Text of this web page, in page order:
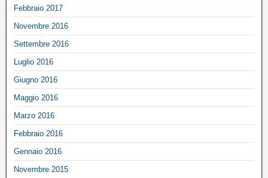
Febbraio 2017
Novembre 2016
Settembre 2016
Luglio 2016
Giugno 2016
Maggio 2016
Marzo 2016
Febbraio 2016
Gennaio 2016
Novembre 2015